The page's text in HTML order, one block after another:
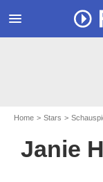
menu
Home Stars
Janie